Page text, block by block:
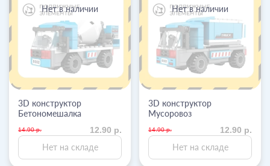
Нет в наличии
3D конструктор
Бетономешалка
14.90 р. 12.90 р.
Нет на складе
Нет в наличии
3D конструктор
Мусоровоз
14.90 р. 12.90 р.
Нет на складе